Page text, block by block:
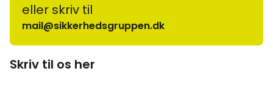
eller skriv til
mail@sikkerhedsgruppen.dk
Skriv til os her